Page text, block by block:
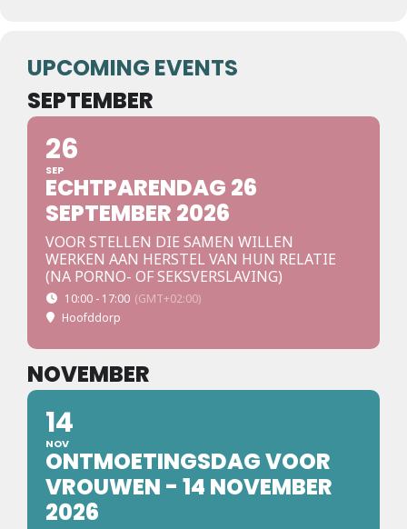
UPCOMING EVENTS
SEPTEMBER
26
SEP
ECHTPARENDAG 26
SEPTEMBER 2026
VOOR STELLEN DIE SAMEN WILLEN
WERKEN AAN HERSTEL VAN HUN RELATIE
(NA PORNO- OF SEKSVERSLAVING)
10:00 - 17:00 (GMT+02:00)
Hoofddorp
NOVEMBER
14
NOV
ONTMOETINGSDAG VOOR
VROUWEN - 14 NOVEMBER
2026